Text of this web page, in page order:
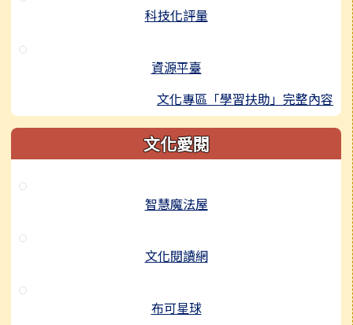
科技化評量
資源平臺
文化專區「學習扶助」完整內容
文化愛閱
智慧魔法屋
文化閱讀網
布可星球